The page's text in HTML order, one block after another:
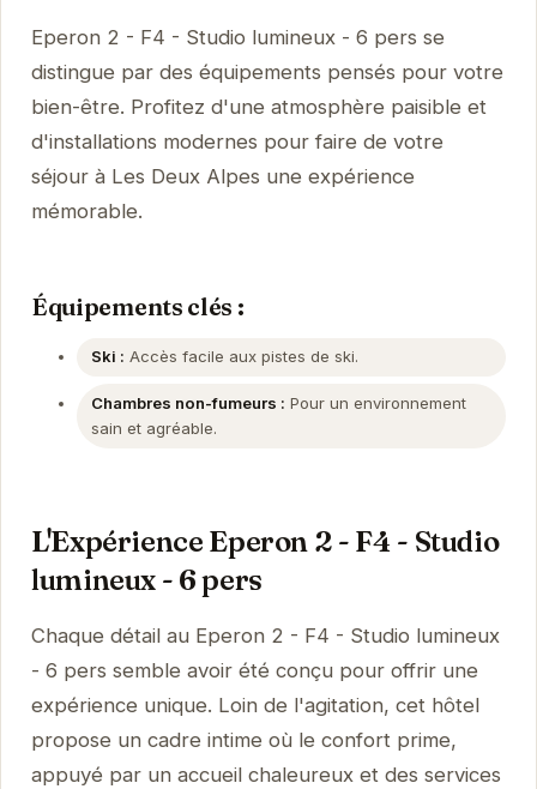
Eperon 2 - F4 - Studio lumineux - 6 pers se
distingue par des équipements pensés pour votre
bien-être. Profitez d'une atmosphère paisible et
d'installations modernes pour faire de votre
séjour à Les Deux Alpes une expérience
mémorable.
Équipements clés :
Ski : Accès facile aux pistes de ski.
Chambres non-fumeurs : Pour un environnement
sain et agréable.
L'Expérience Eperon 2 - F4 - Studio
lumineux - 6 pers
Chaque détail au Eperon 2 - F4 - Studio lumineux
- 6 pers semble avoir été conçu pour offrir une
expérience unique. Loin de l'agitation, cet hôtel
propose un cadre intime où le confort prime,
appuyé par un accueil chaleureux et des services